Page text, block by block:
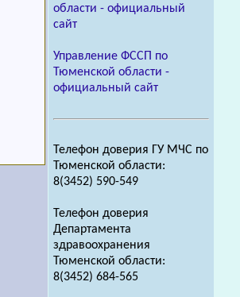
области - официальный
сайт
Управление ФССП по
Тюменской области -
официальный сайт
Телефон доверия ГУ МЧС по
Тюменской области:
8(3452) 590-549
Телефон доверия
Департамента
здравоохранения
Тюменской области:
8(3452) 684-565